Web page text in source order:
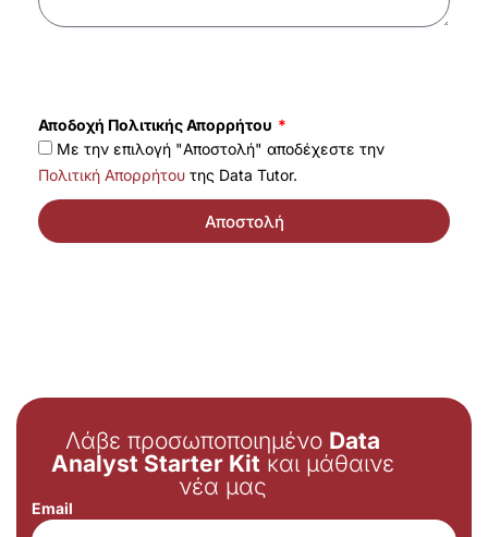
Αποδοχή Πολιτικής Απορρήτου
Με την επιλογή "Αποστολή" αποδέχεστε την
Πολιτική Απορρήτουτης Data Tutor.
Αποστολή
Λάβε προσωποποιημένο Data
Analyst Starter Kit και μάθαινε
νέα μας
Email